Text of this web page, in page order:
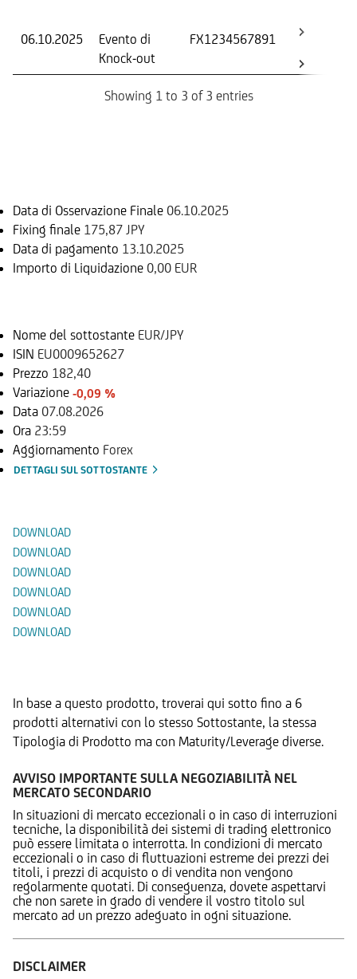
06.10.2025
Evento di
Knock-out
FX1234567891
Showing 1 to 3 of 3 entries
Data di Osservazione Finale 06.10.2025
Fixing finale 175,87 JPY
Data di pagamento 13.10.2025
Importo di Liquidazione 0,00 EUR
Nome del sottostante EUR/JPY
ISIN EU0009652627
Prezzo 182,40
Variazione -0,09 %
Data 07.08.2026
Ora 23:59
Aggiornamento Forex
DETTAGLI SUL SOTTOSTANTE
DOWNLOAD
DOWNLOAD
DOWNLOAD
DOWNLOAD
DOWNLOAD
DOWNLOAD
In base a questo prodotto, troverai qui sotto fino a 6
prodotti alternativi con lo stesso Sottostante, la stessa
Tipologia di Prodotto ma con Maturity/Leverage diverse.
AVVISO IMPORTANTE SULLA NEGOZIABILITÀ NEL
MERCATO SECONDARIO
In situazioni di mercato eccezionali o in caso di interruzioni
tecniche, la disponibilità dei sistemi di trading elettronico
può essere limitata o interrotta. In condizioni di mercato
eccezionali o in caso di fluttuazioni estreme dei prezzi dei
titoli, i prezzi di acquisto o di vendita non vengono
regolarmente quotati. Di conseguenza, dovete aspettarvi
che non sarete in grado di vendere il vostro titolo sul
mercato ad un prezzo adeguato in ogni situazione.
DISCLAIMER